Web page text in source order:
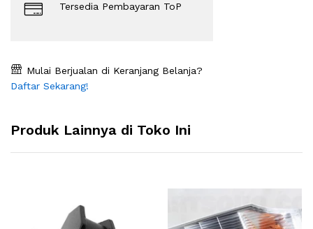
Tersedia Pembayaran ToP
Mulai Berjualan di Keranjang Belanja?
Daftar Sekarang!
Produk Lainnya di Toko Ini